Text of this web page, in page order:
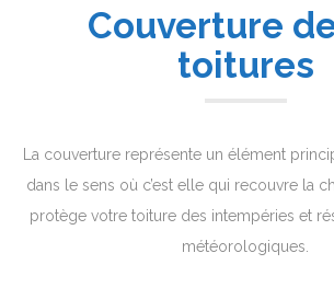
Couverture
toitures
La couverture représente un élément
dans le sens où c’est elle qui recouvre la
protège votre toiture des intempéries et
météorologiques.